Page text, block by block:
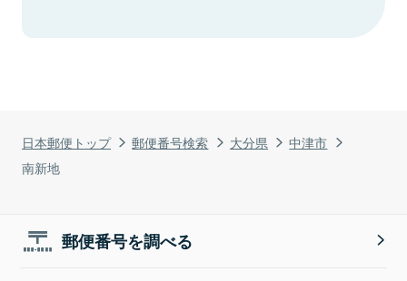
日本郵便トップ 郵便番号検索 大分県
中津市
南新地
郵便番号を調べる